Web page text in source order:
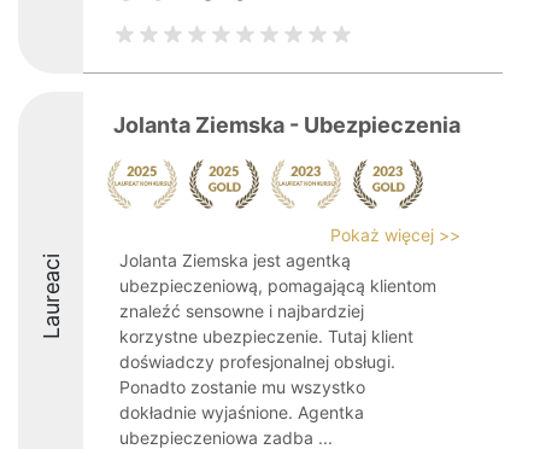
Laureaci
Jolanta Ziemska - Ubezpieczenia
Pokaż więcej >>
Jolanta Ziemska jest agentką
ubezpieczeniową, pomagającą klientom
znaleźć sensowne i najbardziej
korzystne ubezpieczenie. Tutaj klient
doświadczy profesjonalnej obsługi.
Ponadto zostanie mu wszystko
dokładnie wyjaśnione. Agentka
ubezpieczeniowa zadba ...